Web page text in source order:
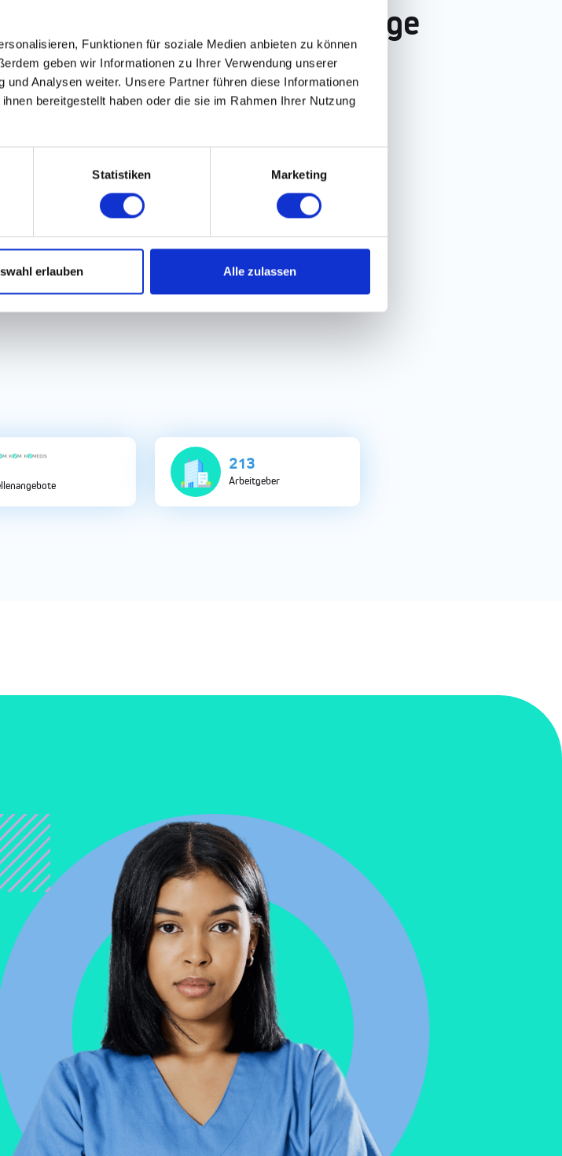
Funktionen für soziale Medien anbieten zu können
geben wir Informationen zu Ihrer Verwendung unserer
Analysen weiter. Unsere Partner führen diese Informationen
bereitgestellt haben oder die sie im Rahmen Ihrer Nutzung
Statistiken Marketing
erlauben Alle zulassen
besten Jobs in der Pflege
100% kostenlos
Stellenangebote
726
Arbeitgeber